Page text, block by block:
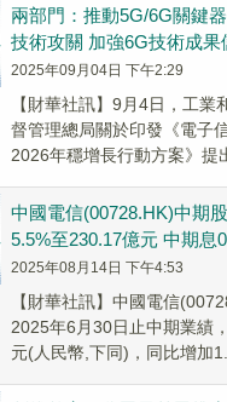
兩部門：推動5G/6G關鍵
技術攻關 加強6G技術成果
2025年09月04日 下午2:29
【財華社訊】9月4日，工業
督管理總局關於印發《電子
2026年穩增長行動方案》提
資...
中國電信(00728.HK)中期
5.5%至230.17億元 中期息
2025年08月14日 下午4:53
【財華社訊】中國電信
2025年6月30日止中期業績
元(人民幣,下同)，同比增加